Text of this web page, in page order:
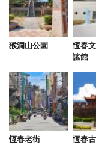
友善親子民
KTV、洗烘
情款待，讓
老闆娘人超
離 KTV歌曲
猴洞山公園
恆春
謠館
恆春老街 恆春